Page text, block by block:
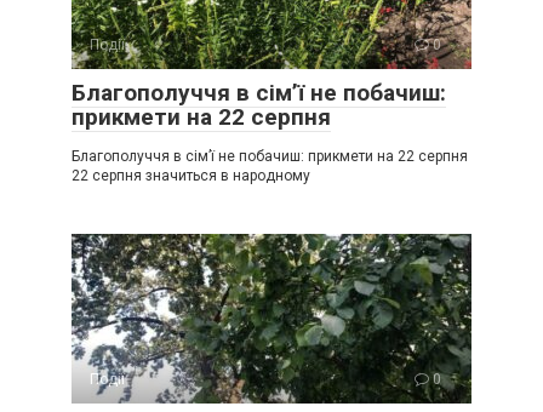
Події 0
Благополуччя в сім’ї не побачиш:
прикмети на 22 серпня
Благополуччя в сім’ї не побачиш: прикмети на 22 серпня
22 серпня значиться в народному
Події 0